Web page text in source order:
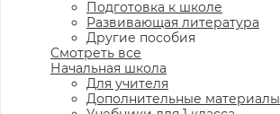
Подготовка к школе
Развивающая литература
Другие пособия
Смотреть все
Начальная школа
Для учителя
Дополнительные материалы